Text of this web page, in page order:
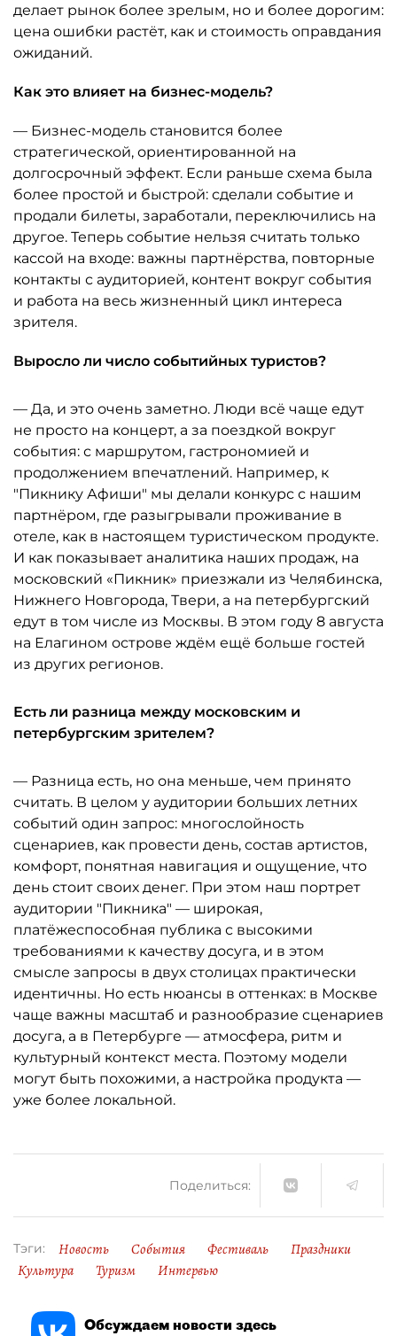
делает рынок более зрелым, но и более дорогим:
цена ошибки растёт, как и стоимость оправдания
ожиданий.
Как это влияет на бизнес-модель?
— Бизнес-модель становится более
стратегической, ориентированной на
долгосрочный эффект. Если раньше схема была
более простой и быстрой: сделали событие и
продали билеты, заработали, переключились на
другое. Теперь событие нельзя считать только
кассой на входе: важны партнёрства, повторные
контакты с аудиторией, контент вокруг события
и работа на весь жизненный цикл интереса
зрителя.
Выросло ли число событийных туристов?
— Да, и это очень заметно. Люди всё чаще едут
не просто на концерт, а за поездкой вокруг
события: с маршрутом, гастрономией и
продолжением впечатлений. Например, к
"Пикнику Афиши" мы делали конкурс с нашим
партнёром, где разыгрывали проживание в
отеле, как в настоящем туристическом продукте.
И как показывает аналитика наших продаж, на
московский «Пикник» приезжали из Челябинска,
Нижнего Новгорода, Твери, а на петербургский
едут в том числе из Москвы. В этом году 8 августа
на Елагином острове ждём ещё больше гостей
из других регионов.
Есть ли разница между московским и
петербургским зрителем?
— Разница есть, но она меньше, чем принято
считать. В целом у аудитории больших летних
событий один запрос: многослойность
сценариев, как провести день, состав артистов,
комфорт, понятная навигация и ощущение, что
день стоит своих денег. При этом наш портрет
аудитории "Пикника" — широкая,
платёжеспособная публика с высокими
требованиями к качеству досуга, и в этом
смысле запросы в двух столицах практически
идентичны. Но есть нюансы в оттенках: в Москве
чаще важны масштаб и разнообразие сценариев
досуга, а в Петербурге — атмосфера, ритм и
культурный контекст места. Поэтому модели
могут быть похожими, а настройка продукта —
уже более локальной.
Поделиться:
Тэги: Новость События Фестиваль
Праздники
Культура
Туризм Интервью
Обсуждаем новости здесь